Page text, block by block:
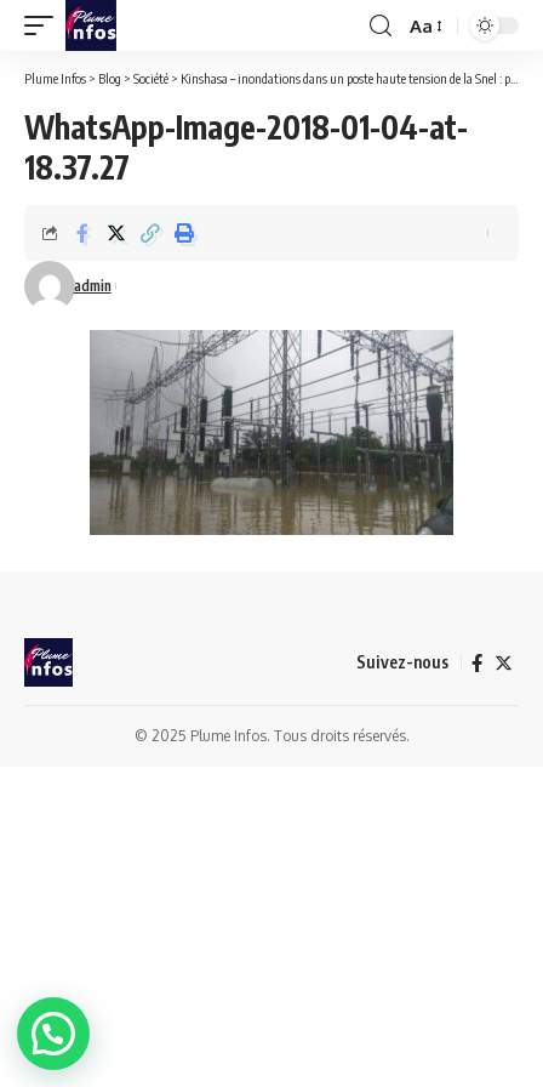
Font
Resizer
Aa
Plume Infos > Blog > Société > Kinshasa – inondations dans un poste haute tension de la Snel : plus de 400 cabines inoperationnelles, 12 communes dans le noir il y a une semaine.
WhatsApp-Image-2018-01-04-at-
18.37.27
admin
Suivez-nous
© 2025 Plume Infos. Tous droits réservés.